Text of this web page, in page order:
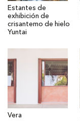
Estantes de
exhibición de
crisantemo de hielo
Yuntai
Vera